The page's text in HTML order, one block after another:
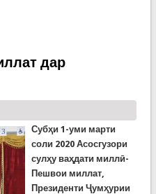
дар
Субҳи 1-уми марти
соли 2020 Асосгузори
сулҳу ваҳдати миллӣ-
Пешвои миллат,
Президенти Ҷумҳурии